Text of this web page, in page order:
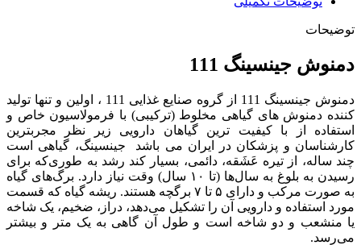
توضیحات
دمنوش جینسینگ 111
دمنوش جینسینگ 111 از گروه صنایع غذایی 111 ، اولین و تنها تولید
کننده دمنوش های گیاهی مخلوط (ترکیبی) با فرمولاسیون خاص و
استفاده از با کیفیت ترین گیاهان دارویی زیر نظر مجربترین
کارشناسان و پزشکان در ایران می باشد جینسینگ، گیاهی است
چند ساله، از تیره عَشَقه، دائمی، بسیار کند رشد به طوری‌که برای
رسیدن به بلوغ به سال‌ها (تا ۱۰ سال) وقت نیاز دارد. برگ‌های گیاه
به صورت مرکب و دارای ۵ تا ۷ برگچه هستند. ریشه گیاه که قسمت
مورد استفاده و دارویی آن را تشکیل می‌دهد، دراز، ضخیم، یک شاخه
یا منشعب و دو شاخه است و طول آن گاهی به یک متر و بیشتر
می‌رسد.